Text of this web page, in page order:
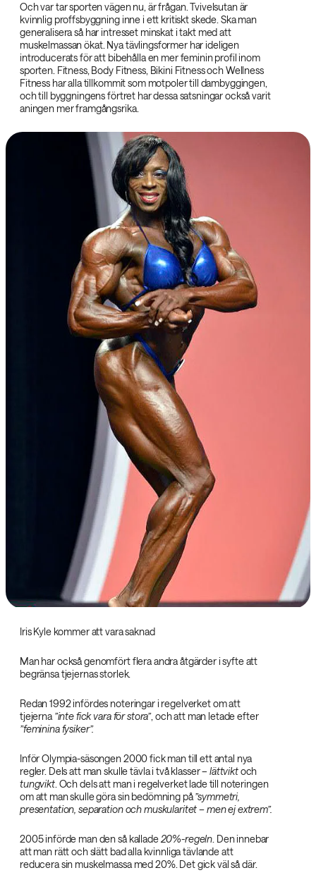
Och var tar sporten vägen nu, är frågan. Tvivelsutan är
kvinnlig proffsbyggning inne i ett kritiskt skede. Ska man
generalisera så har intresset minskat i takt med att
muskelmassan ökat. Nya tävlingsformer har ideligen
introducerats för att bibehålla en mer feminin profil inom
sporten. Fitness, Body Fitness, Bikini Fitness och Wellness
Fitness har alla tillkommit som motpoler till dambyggingen,
och till byggningens förtret har dessa satsningar också varit
aningen mer framgångsrika.
Iris Kyle kommer att vara saknad
Man har också genomfört flera andra åtgärder i syfte att
begränsa tjejernas storlek.
Redan 1992 infördes noteringar i regelverket om att
tjejerna ”inte fick vara för stora”, och att man letade efter
”feminina fysiker”.
Inför Olympia-säsongen 2000 fick man till ett antal nya
regler. Dels att man skulle tävla i två klasser – lättviktoch
tungvikt. Och dels att man i regelverket lade till noteringen
om att man skulle göra sin bedömning på”symmetri,
presentation, separation och muskularitet – men ej extrem”.
2005 införde man den så kallade20%-regeln . Den innebar
att man rätt och slätt bad alla kvinnliga tävlande att
reducera sin muskelmassa med 20%. Det gick väl så där.